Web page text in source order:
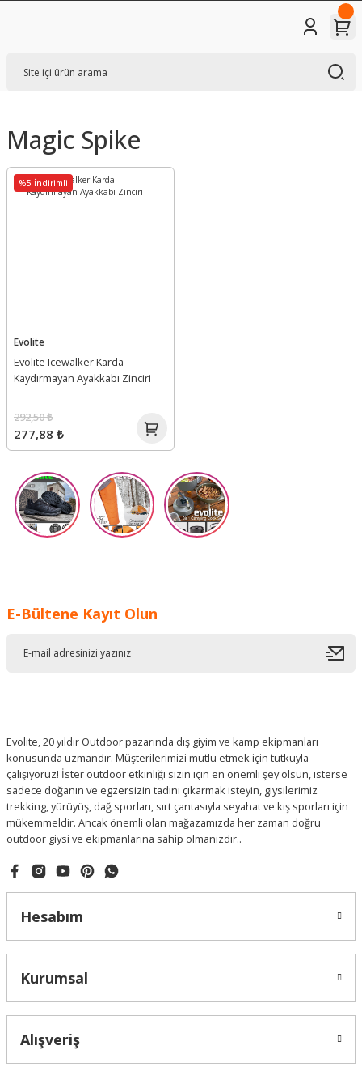
Magic Spike
%5 İndirimli
Evolite
Evolite Icewalker Karda
Kaydırmayan Ayakkabı Zinciri
277,88 ₺
292,50 ₺
E-Bültene Kayıt Olun
Evolite, 20 yıldır Outdoor pazarında dış giyim ve kamp ekipmanları
konusunda uzmandır. Müşterilerimizi mutlu etmek için tutkuyla
çalışıyoruz! İster outdoor etkinliği sizin için en önemli şey olsun, isterse
sadece doğanın ve egzersizin tadını çıkarmak isteyin, giysilerimiz
trekking, yürüyüş, dağ sporları, sırt çantasıyla seyahat ve kış sporları için
mükemmeldir. Ancak önemli olan mağazamızda her zaman doğru
outdoor giysi ve ekipmanlarına sahip olmanızdır..
Hesabım
Kurumsal
Alışveriş